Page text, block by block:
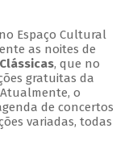
Espaço Cultural
as noites de
, que no
gratuitas da
o
de concertos
variadas, todas